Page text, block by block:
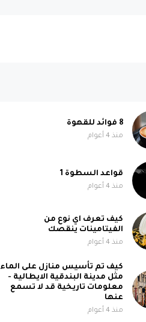
8 فوائد للقهوة
منذ 4 أعوام
قواعد السطوة 1
منذ 4 أعوام
كيف تعرف اي نوع من
الفيتامينات ينقصك
منذ 4 أعوام
كيف تم تأسيس منازل على الماء
مثل مدينة البندقية الايطالية -
معلومات تاريخية قد لا تسمع
عنها
منذ 4 أعوام